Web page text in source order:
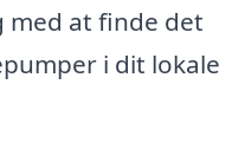
at finde det
i dit lokale